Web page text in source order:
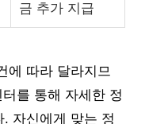
금 추가 지급
에 따라 달라지므
를 통해 자세한 정
자신에게 맞는 정